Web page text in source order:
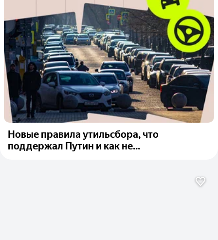
Новые правила утильсбора, что
поддержал Путин и как не...